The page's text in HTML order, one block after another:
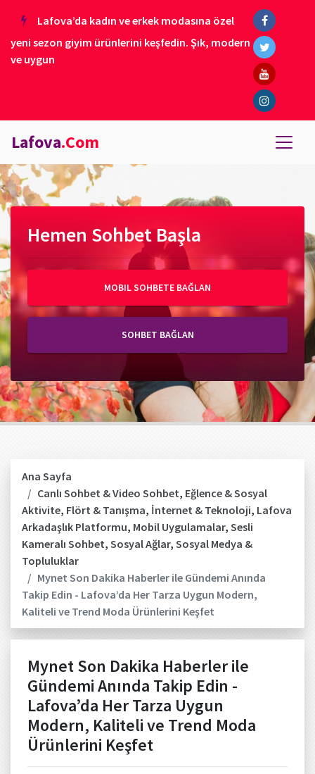
Lafova’da kadın ve erkek modasına özel
yeni sezon giyim ürünlerini keşfedin. Şık, modern
ve uygun
Lafova.Com
Hemen Sohbet Başla
MOBIL SOHBETE BAĞLAN
SOHBET BAĞLAN
Ana Sayfa
Canlı Sohbet & Video Sohbet, Eğlence & Sosyal
Aktivite, Flört & Tanışma, İnternet & Teknoloji, Lafova
Arkadaşlık Platformu, Mobil Uygulamalar, Sesli
Kameralı Sohbet, Sosyal Ağlar, Sosyal Medya &
Topluluklar
Mynet Son Dakika Haberler ile Gündemi Anında
Takip Edin - Lafova’da Her Tarza Uygun Modern,
Kaliteli ve Trend Moda Ürünlerini Keşfet
Mynet Son Dakika Haberler ile
Gündemi Anında Takip Edin -
Lafova’da Her Tarza Uygun
Modern, Kaliteli ve Trend Moda
Ürünlerini Keşfet